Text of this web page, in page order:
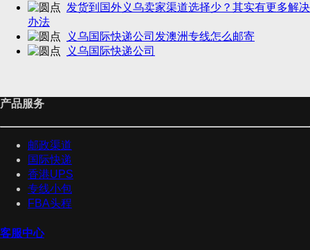
发货到国外义乌卖家渠道选择少？其实有更多解决
办法
义乌国际快递公司发澳洲专线怎么邮寄
义乌国际快递公司
产品服务
邮政渠道
国际快递
香港UPS
专线小包
FBA头程
客服中心